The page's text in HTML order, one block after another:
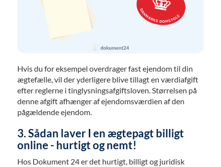
Hvis du for eksempel overdrager fast ejendom til din
ægtefælle, vil der yderligere blive tillagt en værdiafgift
efter reglerne i tinglysningsafgiftsloven. Størrelsen på
denne afgift afhænger af ejendomsværdien af den
pågældende ejendom.
3.Sådan laver I en ægtepagt billigt
online - hurtigt og nemt!
Hos Dokument 24 er det hurtigt, billigt og juridisk